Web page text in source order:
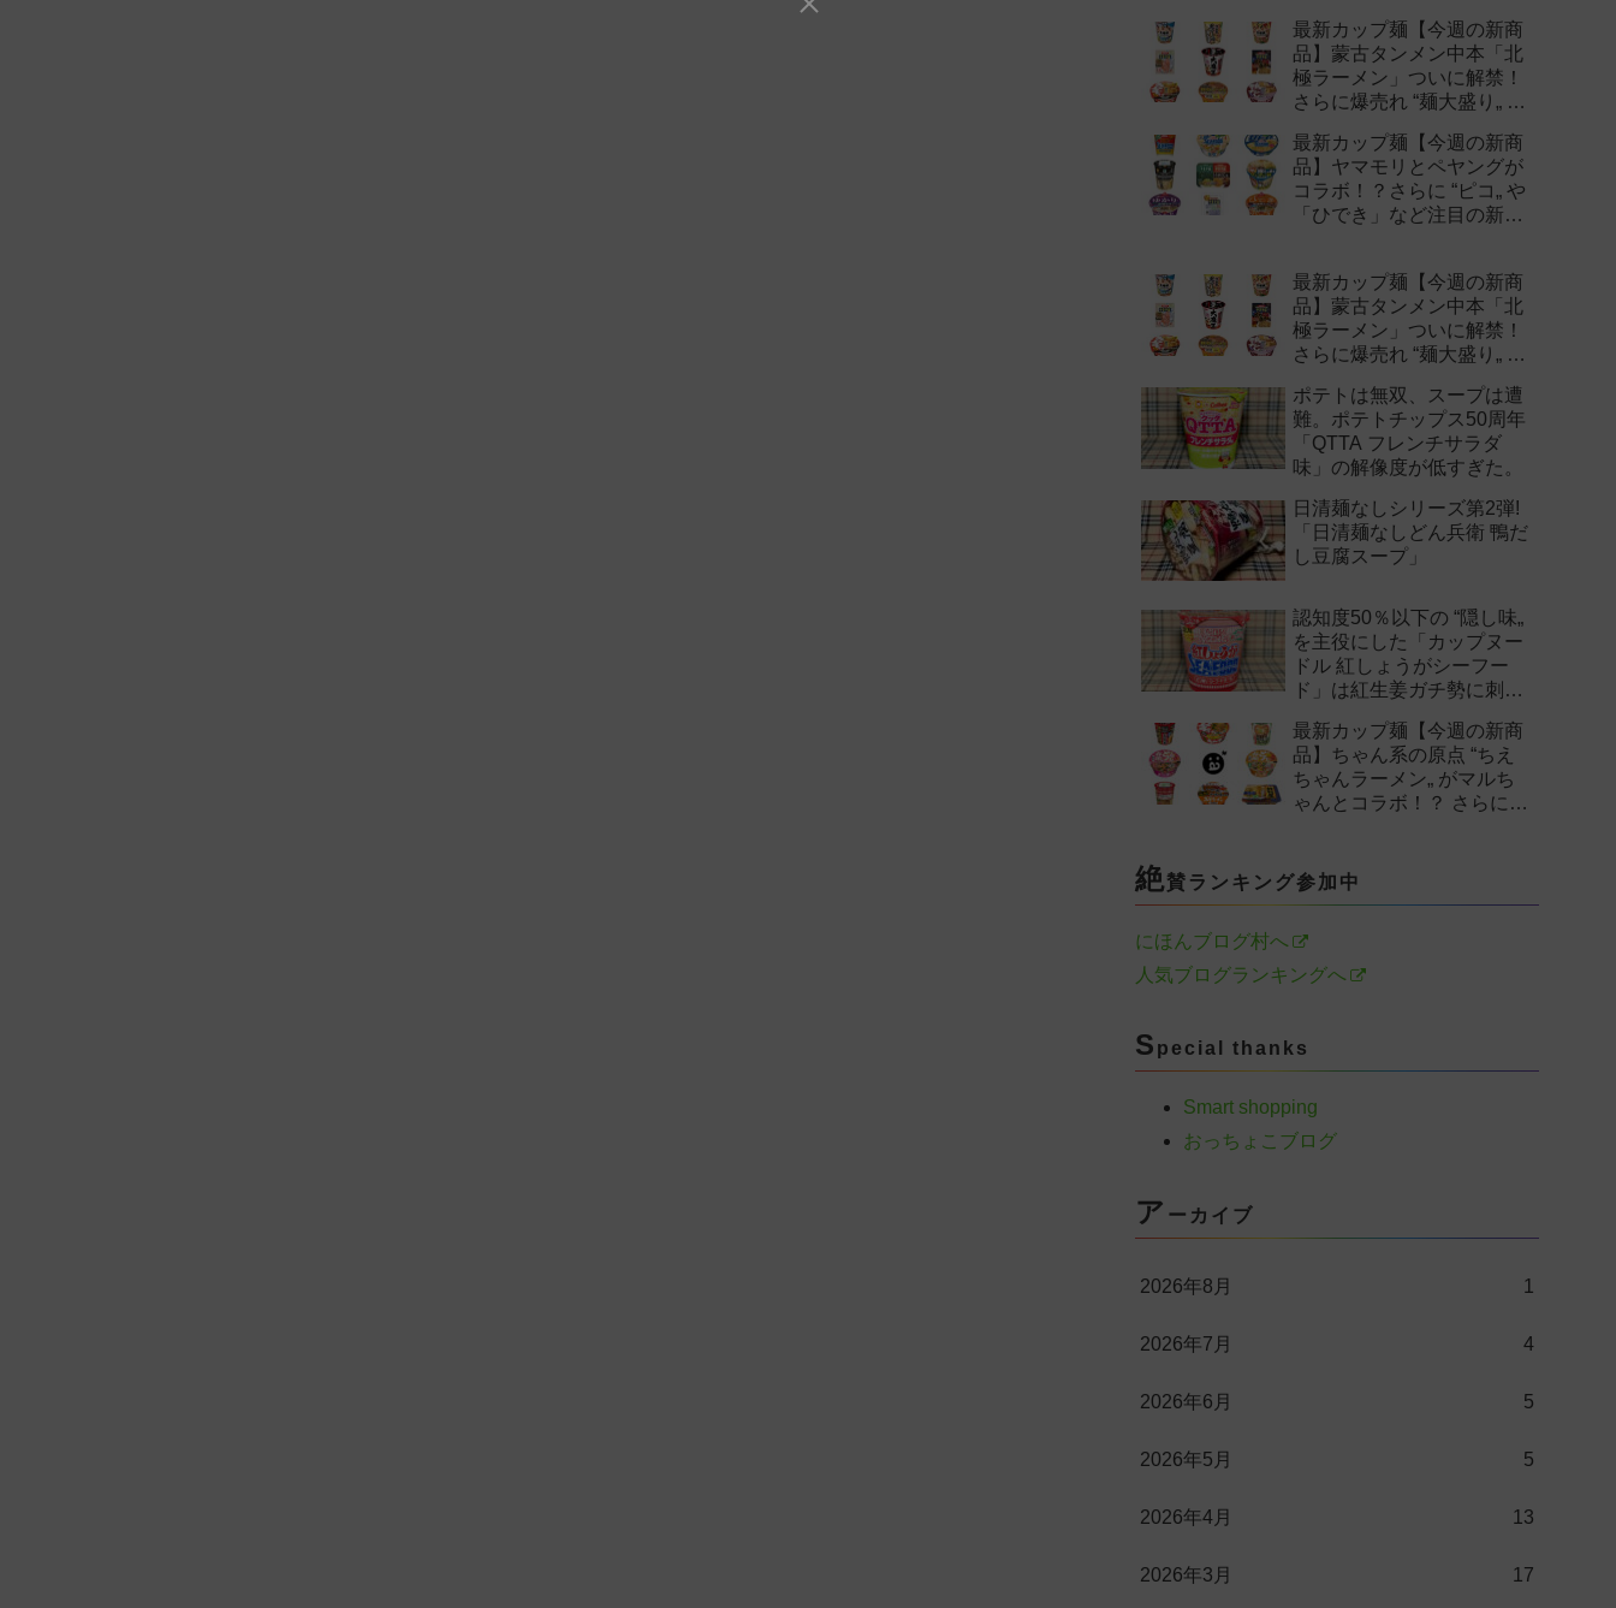
最新カップ麺【今週の新商
品】蒙古タンメン中本「北
極ラーメン」ついに解禁！
さらに爆売れ “麺大盛り„ シ
作まとめ！
最新カップ麺【今週の新商
品】ヤマモリとペヤングが
コラボ！？さらに “ピコ„ や
「ひでき」など注目の新作
最新カップ麺【今週の新商
品】蒙古タンメン中本「北
極ラーメン」ついに解禁！
さらに爆売れ “麺大盛り„ シ
作まとめ！
ポテトは無双、スープは遭
難。ポテトチップス50周年
「QTTA フレンチサラダ
味」の解像度が低すぎた。
日清麺なしシリーズ第2弾!
「日清麺なしどん兵衛 鴨だ
し豆腐スープ」
認知度50％以下の “隠し味„
を主役にした「カップヌー
ドル 紅しょうがシーフー
ド」は紅生姜ガチ勢に刺さ
最新カップ麺【今週の新商
品】ちゃん系の原点 “ちえ
ちゃんラーメン„ がマルち
ゃんとコラボ！？ さらに
絶賛ランキング参加中
にほんブログ村へ
人気ブログランキングへ
S pecial thanks
Smart shopping
おっちょこブログ
ア ーカイブ
2026年8月 1
2026年7月 4
2026年6月 5
2026年5月 5
2026年4月 13
2026年3月 17